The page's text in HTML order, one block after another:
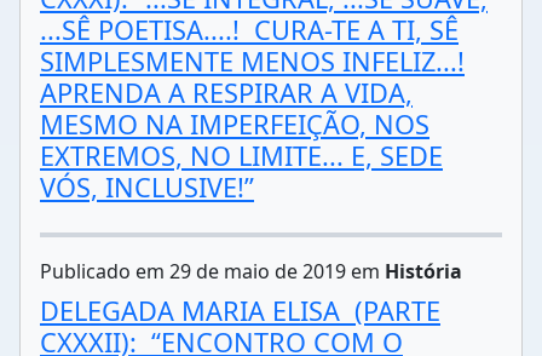
...SÊ POETISA....! CURA-TE A TI, SÊ
SIMPLESMENTE MENOS INFELIZ...!
APRENDA A RESPIRAR A VIDA,
MESMO NA IMPERFEIÇÃO, NOS
EXTREMOS, NO LIMITE... E, SEDE
VÓS, INCLUSIVE!”
Publicado em 29 de maio de 2019 em História
DELEGADA MARIA ELISA (PARTE
CXXXII): “ENCONTRO COM O